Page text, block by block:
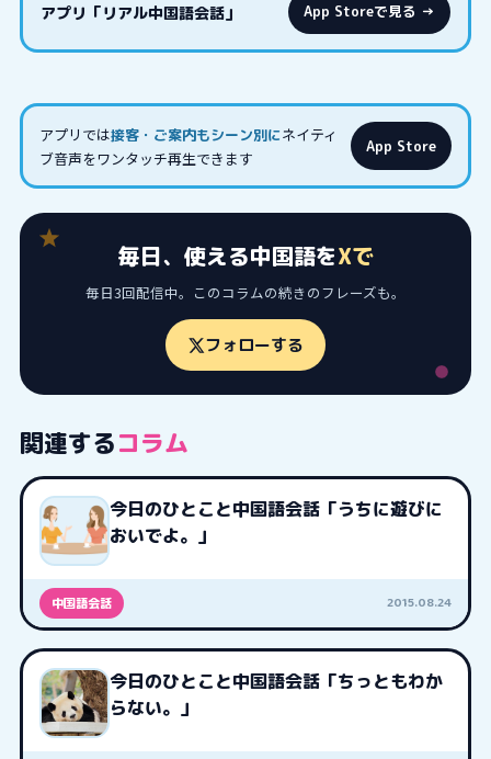
アプリ「リアル中国語会話」 App Storeで見る →
アプリでは接客・ご案内もシーン別にネイティ
ブ音声をワンタッチ再生できます
App Store
毎日、使える中国語をXで
毎日3回配信中。このコラムの続きのフレーズも。
フォローする
関連するコラム
今日のひとこと中国語会話「うちに遊びに
おいでよ。」
中国語会話 2015.08.24
今日のひとこと中国語会話「ちっともわか
らない。」